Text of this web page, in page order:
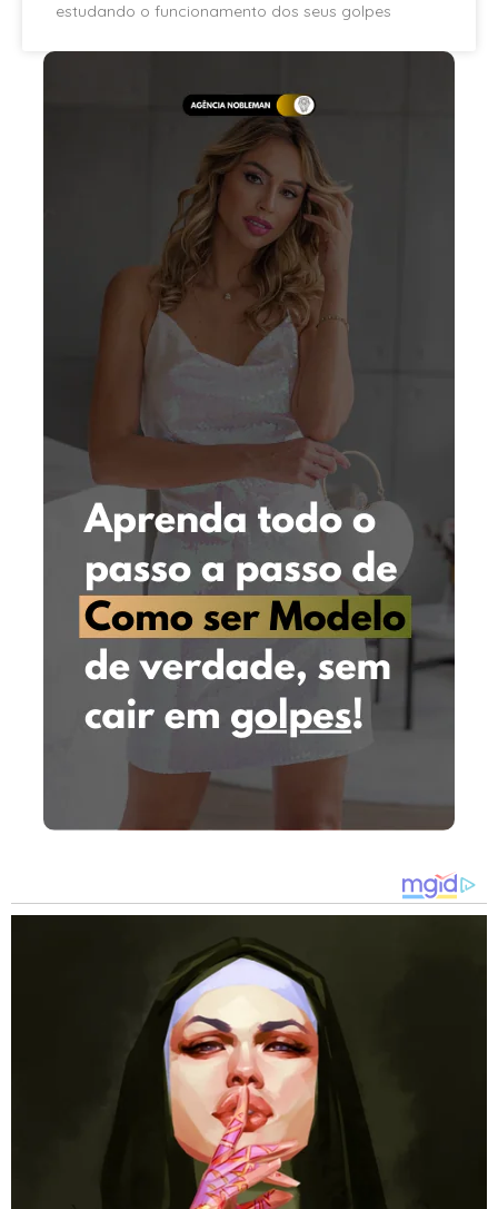
estudando o funcionamento dos seus golpes